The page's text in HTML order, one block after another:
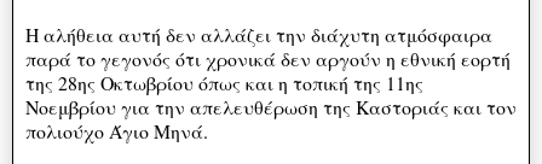
Η αλήθεια αυτή δεν αλλάζει την διάχυτη ατμόσφαιρα
παρά το γεγονός ότι χρονικά δεν αργούν η εθνική εορτή
της 28ης Οκτωβρίου όπως και η τοπική της 11ης
Νοεμβρίου για την απελευθέρωση της Καστοριάς και τον
πολιούχο Άγιο Μηνά.